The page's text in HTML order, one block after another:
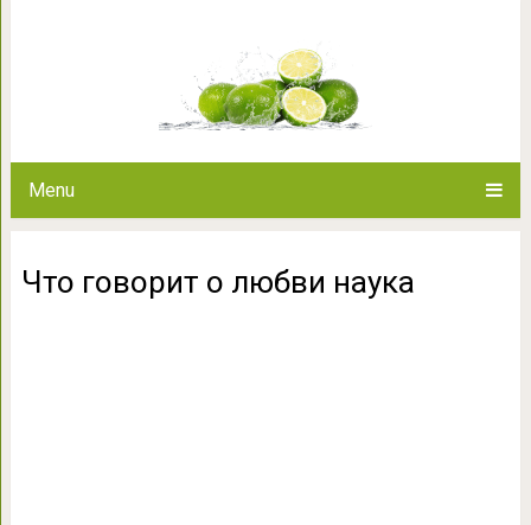
Menu
Что говорит о любви наука